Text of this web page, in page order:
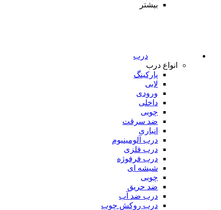
بیشتر
درب
انواع درب
پارکینگ
لابی
ورودی
داخلی
چوبی
ضد سرقت
انباری
درب آلومینیوم
درب فلزی
درب فرفوژه
شیشه ای
چوبی
ضد حریق
درب ضد آب
درب روکش چوب